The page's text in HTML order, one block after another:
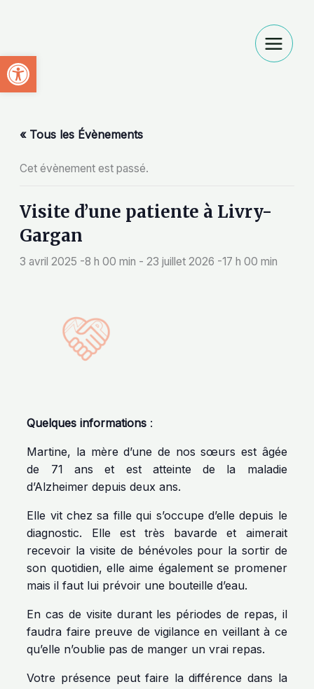
Ouvrir la barre d’outils
« Tous les Évènements
Cet évènement est passé.
Visite d’une patiente à Livry-
Gargan
3 avril 2025 -8 h 00 min -23 juillet 2026 -17 h 00 min
Quelques informations :
Martine, la mère d’une de nos sœurs est âgée
de 71 ans et est atteinte de la maladie
d’Alzheimer depuis deux ans.
Elle vit chez sa fille qui s’occupe d’elle depuis le
diagnostic. Elle est très bavarde et aimerait
recevoir la visite de bénévoles pour la sortir de
son quotidien, elle aime également se promener
mais il faut lui prévoir une bouteille d’eau.
En cas de visite durant les périodes de repas, il
faudra faire preuve de vigilance en veillant à ce
qu’elle n’oublie pas de manger un vrai repas.
Votre présence peut faire la différence dans la